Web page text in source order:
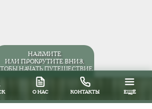
НАЖМИТЕ
ИЛИ ПРОКРУТИТЕ ВНИЗ,
НАЧАТЬ ПУТЕШЕСТВИЕ
О НАС КОНТАКТЫ ЕЩЁ